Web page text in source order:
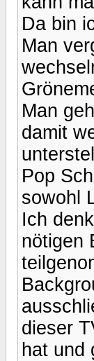
Da bin
Man
Man
damit
Pop
sowohl
Ich
nötigen
dieser
hat und